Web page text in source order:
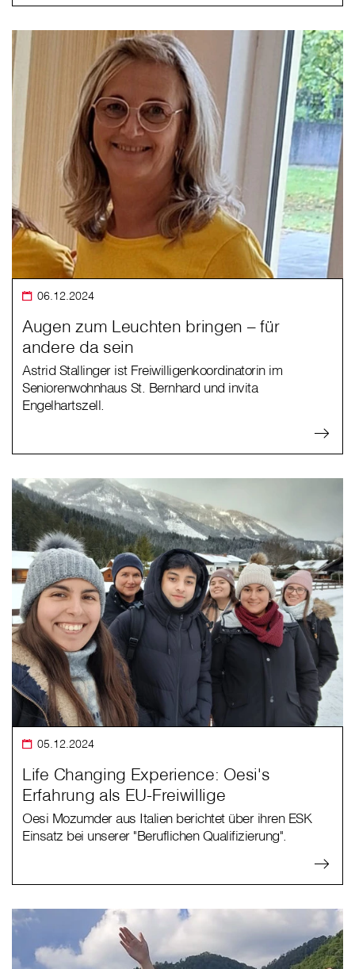
06.12.2024
Augen zum Leuchten bringen – für
andere da sein
Astrid Stallinger ist Freiwilligenkoordinatorin im
Seniorenwohnhaus St. Bernhard und invita
Engelhartszell.
05.12.2024
Life Changing Experience: Oesi's
Erfahrung als EU-Freiwillige
Oesi Mozumder aus Italien berichtet über ihren ESK
Einsatz bei unserer "Beruflichen Qualifizierung".